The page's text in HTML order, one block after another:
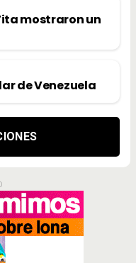
mostraron un
de Venezuela